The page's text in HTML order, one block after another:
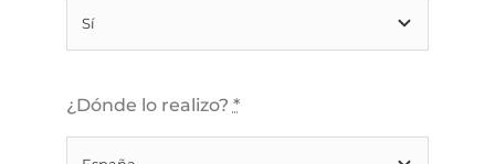
¿Dónde lo realizo? *